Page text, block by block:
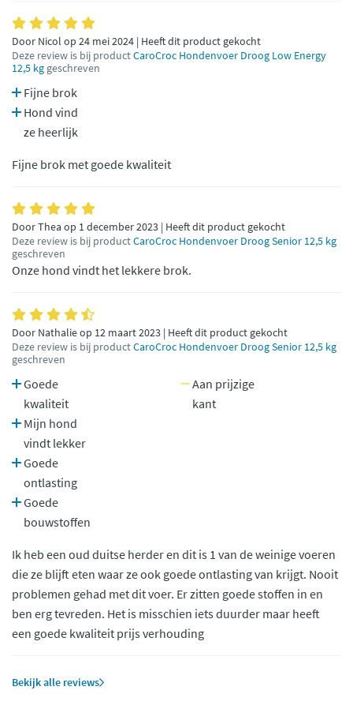
Door Nicol op 24 mei 2024 | Heeft dit product gekocht
Deze review is bij productCaroCroc Hondenvoer Droog Low Energy
12,5 kg geschreven
Fijne brok
Hond vind
ze heerlijk
Fijne brok met goede kwaliteit
Door Thea op 1 december 2023 | Heeft dit product gekocht
Deze review is bij productCaroCroc Hondenvoer Droog Senior 12,5 kg
geschreven
Onze hond vindt het lekkere brok.
Door Nathalie op 12 maart 2023 | Heeft dit product gekocht
Deze review is bij productCaroCroc Hondenvoer Droog Senior 12,5 kg
geschreven
Goede
kwaliteit
Mijn hond
vindt lekker
Goede
ontlasting
Goede
bouwstoffen
Aan prijzige
kant
Ik heb een oud duitse herder en dit is 1 van de weinige voeren
die ze blijft eten waar ze ook goede ontlasting van krijgt. Nooit
problemen gehad met dit voer. Er zitten goede stoffen in en
ben erg tevreden. Het is misschien iets duurder maar heeft
een goede kwaliteit prijs verhouding
Bekijk alle reviews